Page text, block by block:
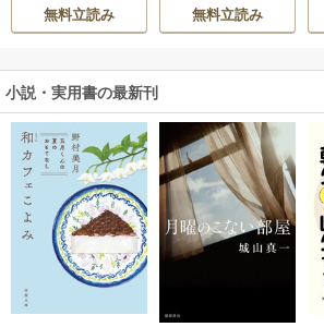
無料立読み
UDIO) / Chugong
h-goon
無料立読み
小説・実用書の最新刊